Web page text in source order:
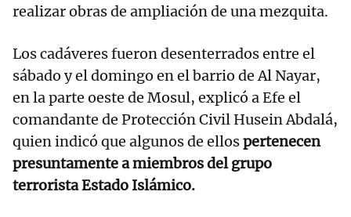
realizar obras de ampliación de una mezquita.
Los cadáveres fueron desenterrados entre el
sábado y el domingo en el barrio de Al Nayar,
en la parte oeste de Mosul, explicó a Efe el
comandante de Protección Civil Husein Abdalá,
quien indicó que algunos de ellospertenecen
presuntamente a miembros del grupo
terrorista Estado Islámico.